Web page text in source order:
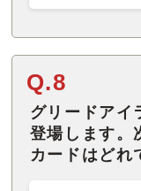
Q.8
グリードアイ
登場します。
カードはどれ